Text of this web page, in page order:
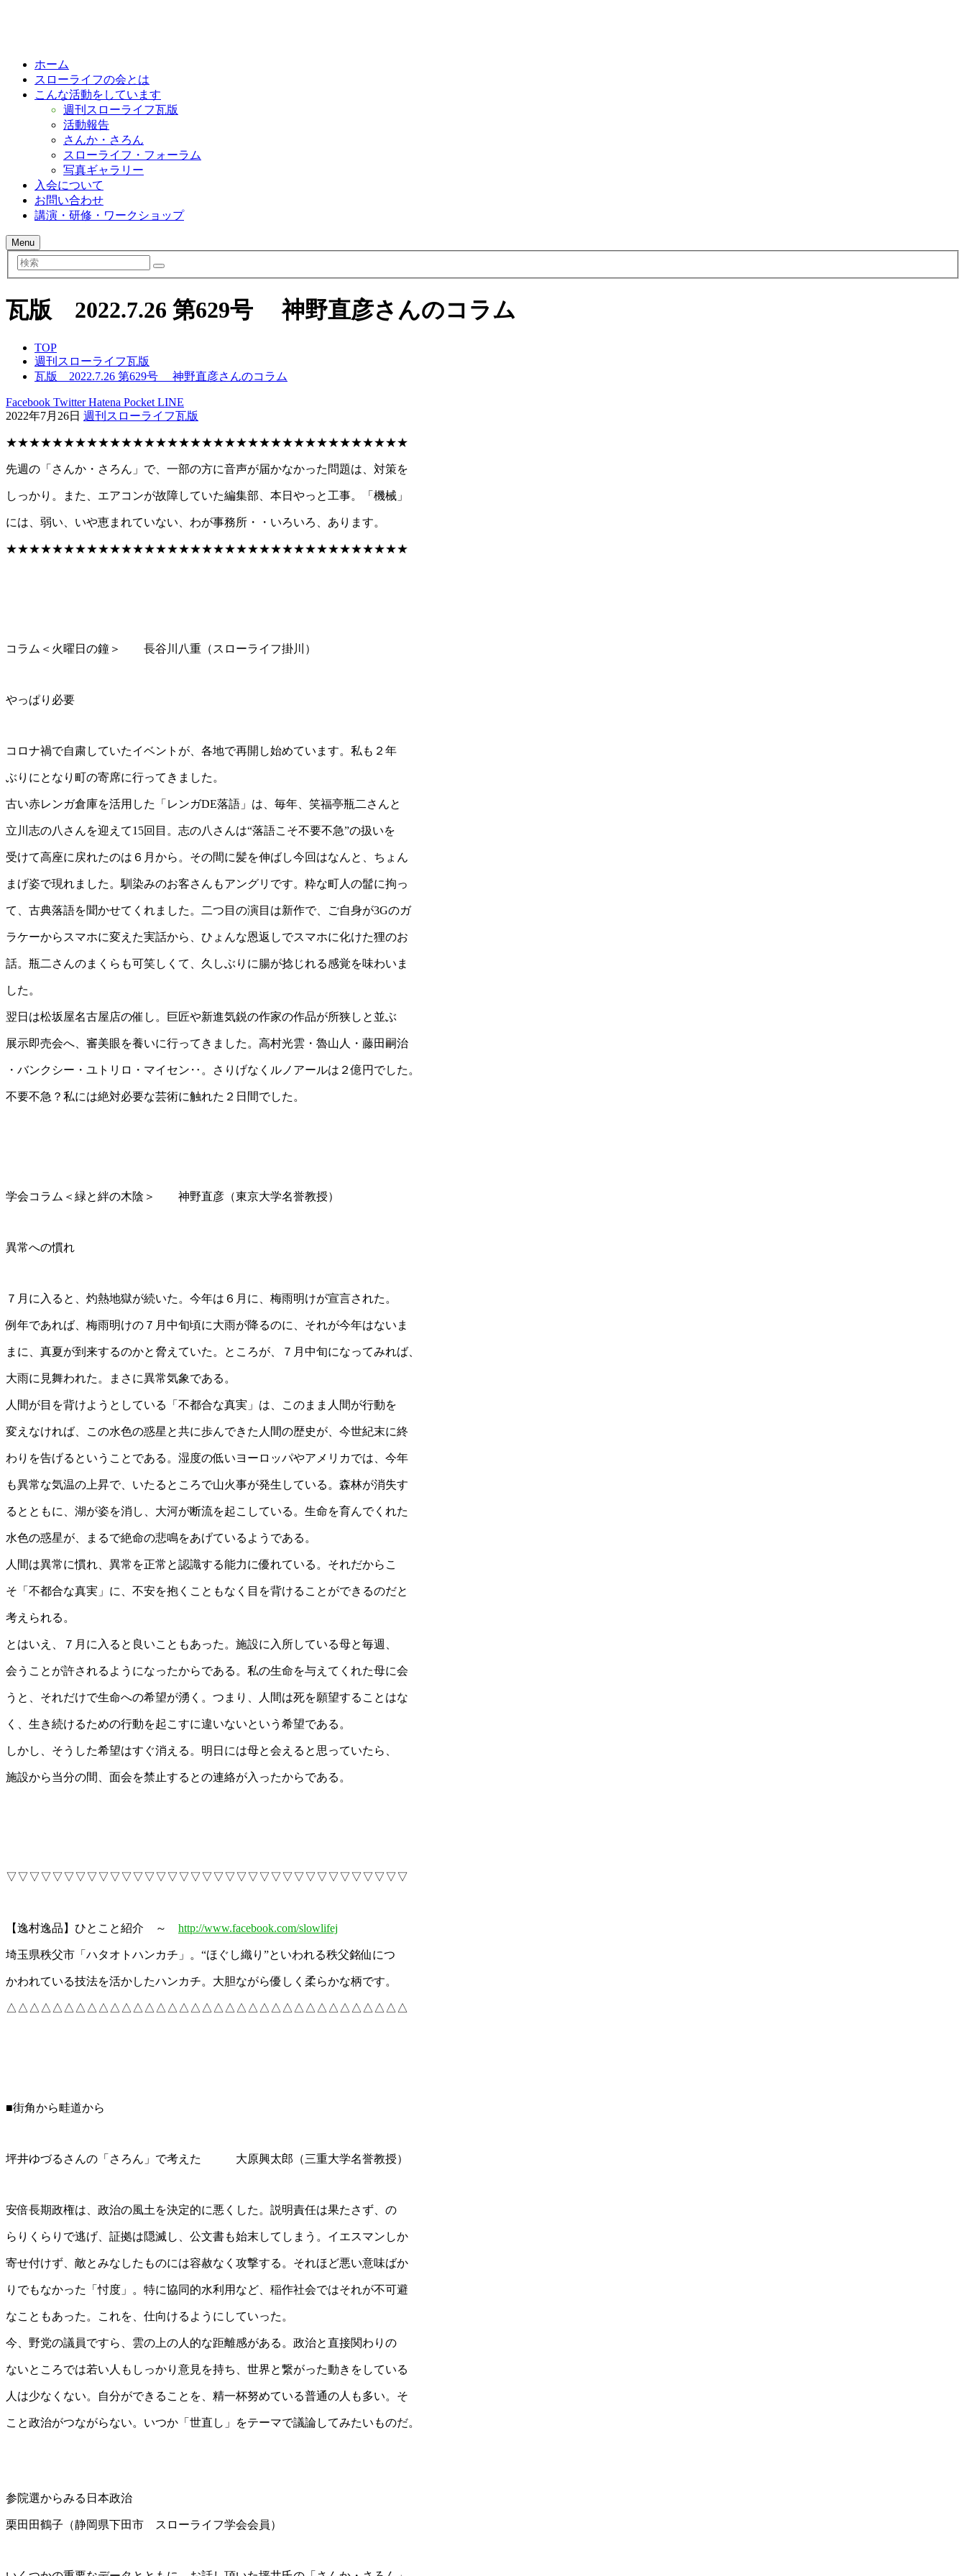
ホーム
スローライフの会とは
こんな活動をしています
週刊スローライフ瓦版
活動報告
さんか・さろん
スローライフ・フォーラム
写真ギャラリー
入会について
お問い合わせ
講演・研修・ワークショップ
Menu
検
索
瓦版 2022.7.26 第629号 神野直彦さんのコラム
TOP
週刊スローライフ瓦版
瓦版 2022.7.26 第629号 神野直彦さんのコラム
Facebook TwitterHatena Pocket LINE
2022年7月26日 週刊スローライフ瓦版
★★★★★★★★★★★★★★★★★★★★★★★★★★★★★★★★★★★
先週の「さんか・さろん」で、一部の方に音声が届かなかった問題は、対策を
しっかり。また、エアコンが故障していた編集部、本日やっと工事。「機械」
には、弱い、いや恵まれていない、わが事務所・・いろいろ、あります。
★★★★★★★★★★★★★★★★★★★★★★★★★★★★★★★★★★★
コラム＜火曜日の鐘＞ 長谷川八重（スローライフ掛川）
やっぱり必要
コロナ禍で自粛していたイベントが、各地で再開し始めています。私も２年
ぶりにとなり町の寄席に行ってきました。
古い赤レンガ倉庫を活用した「レンガDE落語」は、毎年、笑福亭瓶二さんと
立川志の八さんを迎えて15回目。志の八さんは“落語こそ不要不急”の扱いを
受けて高座に戻れたのは６月から。その間に髪を伸ばし今回はなんと、ちょん
まげ姿で現れました。馴染みのお客さんもアングリです。粋な町人の髷に拘っ
て、古典落語を聞かせてくれました。二つ目の演目は新作で、ご自身が3Gのガ
ラケーからスマホに変えた実話から、ひょんな恩返しでスマホに化けた狸のお
話。瓶二さんのまくらも可笑しくて、久しぶりに腸が捻じれる感覚を味わいま
した。
翌日は松坂屋名古屋店の催し。巨匠や新進気鋭の作家の作品が所狭しと並ぶ
展示即売会へ、審美眼を養いに行ってきました。高村光雲・魯山人・藤田嗣治
・バンクシー・ユトリロ・マイセン‥。さりげなくルノアールは２億円でした。
不要不急？私には絶対必要な芸術に触れた２日間でした。
学会コラム＜緑と絆の木陰＞ 神野直彦（東京大学名誉教授）
異常への慣れ
７月に入ると、灼熱地獄が続いた。今年は６月に、梅雨明けが宣言された。
例年であれば、梅雨明けの７月中旬頃に大雨が降るのに、それが今年はないま
まに、真夏が到来するのかと脅えていた。ところが、７月中旬になってみれば、
大雨に見舞われた。まさに異常気象である。
人間が目を背けようとしている「不都合な真実」は、このまま人間が行動を
変えなければ、この水色の惑星と共に歩んできた人間の歴史が、今世紀末に終
わりを告げるということである。湿度の低いヨーロッパやアメリカでは、今年
も異常な気温の上昇で、いたるところで山火事が発生している。森林が消失す
るとともに、湖が姿を消し、大河が断流を起こしている。生命を育んでくれた
水色の惑星が、まるで絶命の悲鳴をあげているようである。
人間は異常に慣れ、異常を正常と認識する能力に優れている。それだからこ
そ「不都合な真実」に、不安を抱くこともなく目を背けることができるのだと
考えられる。
とはいえ、７月に入ると良いこともあった。施設に入所している母と毎週、
会うことが許されるようになったからである。私の生命を与えてくれた母に会
うと、それだけで生命への希望が湧く。つまり、人間は死を願望することはな
く、生き続けるための行動を起こすに違いないという希望である。
しかし、そうした希望はすぐ消える。明日には母と会えると思っていたら、
施設から当分の間、面会を禁止するとの連絡が入ったからである。
▽▽▽▽▽▽▽▽▽▽▽▽▽▽▽▽▽▽▽▽▽▽▽▽▽▽▽▽▽▽▽▽▽▽▽
【逸村逸品】ひとこと紹介 ～ http://www.facebook.com/slowlifej
埼玉県秩父市「ハタオトハンカチ」。“ほぐし織り”といわれる秩父銘仙につ
かわれている技法を活かしたハンカチ。大胆ながら優しく柔らかな柄です。
△△△△△△△△△△△△△△△△△△△△△△△△△△△△△△△△△△△
■街角から畦道から
坪井ゆづるさんの「さろん」で考えた 大原興太郎（三重大学名誉教授）
安倍長期政権は、政治の風土を決定的に悪くした。説明責任は果たさず、の
らりくらりで逃げ、証拠は隠滅し、公文書も始末してしまう。イエスマンしか
寄せ付けず、敵とみなしたものには容赦なく攻撃する。それほど悪い意味ばか
りでもなかった「忖度」。特に協同的水利用など、稲作社会ではそれが不可避
なこともあった。これを、仕向けるようにしていった。
今、野党の議員ですら、雲の上の人的な距離感がある。政治と直接関わりの
ないところでは若い人もしっかり意見を持ち、世界と繋がった動きをしている
人は少なくない。自分ができることを、精一杯努めている普通の人も多い。そ
こと政治がつながらない。いつか「世直し」をテーマで議論してみたいものだ。
参院選からみる日本政治
栗田田鶴子（静岡県下田市 スローライフ学会会員）